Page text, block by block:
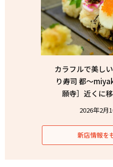
カラフルで美し
り寿司 都〜
願寺］近くに
2026年2月
新店情報を